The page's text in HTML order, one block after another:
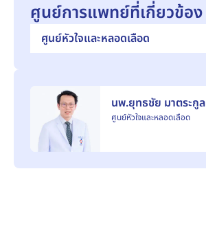
ศูนย์การแพทย์ที่เกี่ยวข้อง
ศูนย์หัวใจและหลอดเลือด
นพ.ยุทธชัย มาตระกูล
ศูนย์หัวใจและหลอดเลือด